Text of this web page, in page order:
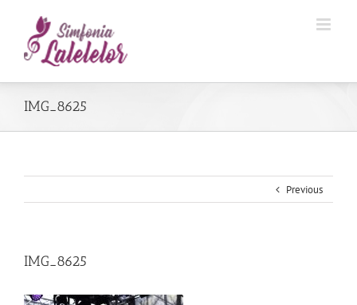
IMG_8625
Previous
IMG_8625